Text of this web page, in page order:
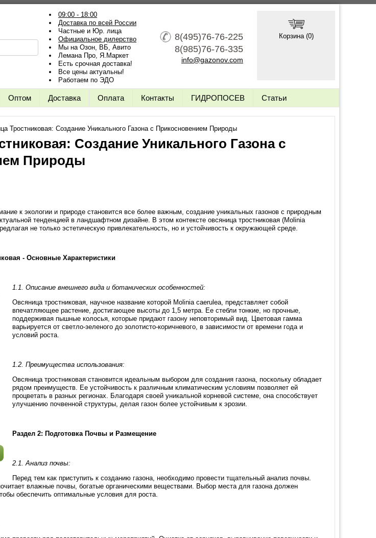
09:00 - 18:00
Доставка по всей России
Частные и Юр. лица
Официальное дилерство
Мы на Озон, ВБ, Авито
Лемана Про, Я.Маркет
Есть срочная доставка!
Все цены актуальны!
Работаем по ЭДО
8(495)76-76-225
8(985)76-76-335
info@gazonov.com
Корзина (0)
Оптом Доставка Оплата Контакты ГИДРОПОСЕВ Статьи
Тростниковая: Создание Уникального Газона с Прикосновением Природы
Создание Уникального Газона с
Природы
к экологии и природе становится все более важным, создание уникальных газонов с природным
тенденцией в ландшафтном дизайне. В этом контексте овсяница тростниковая (Molinia
не только эстетическую привлекательность, но и устойчивость к окружающей среде.
- Основные Характеристики
1.1. Описание внешнего вида и ботанических особенностей:
Овсяница тростниковая, научное название которой Molinia caerulea, представляет собой
впечатляющее растение, достигающее высоты до 1,5 метра. Ее стебли тонкие, но прочные,
поддерживая пышные колосья, которые придают газону неповторимый вид. Цветовая гамма
варьируется от светло-зеленого до золотисто-коричневого, в зависимости от времени года и
условий роста.
1.2. Преимущества использования:
Овсяница тростниковая становится идеальным выбором для создания газона, поскольку обладает
рядом преимуществ. Ее устойчивость к различным климатическим условиям позволяет ей
процветать в разных регионах. Благодаря своей уникальной корневой системе, она способствует
улучшению почвенной структуры, делая газон более устойчивым к эрозии.
Раздел 2: Подготовка Почвы и Размещение
2.1. Анализ почвы:
Перед тем как приступить к созданию газона, необходимо провести тщательный анализ почвы.
влажные почвы, богатые органическими веществами. Выбор места для газона должен
обеспечить оптимальные условия для роста.